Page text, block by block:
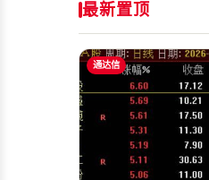
最新置顶
通达信